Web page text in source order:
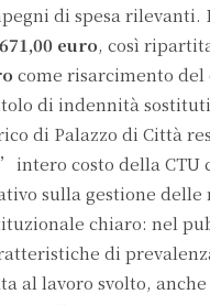
di spesa rilevanti.
euro, così
come risarcimento
di indennità
di Palazzo di Città
costo della
sulla gestione
chiaro: nel
di
al lavoro svolto,